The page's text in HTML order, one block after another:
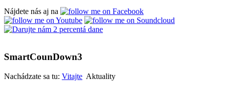
Nájdete nás aj na
SmartCounDown3
Nachádzate sa tu: Vitajte Aktuality